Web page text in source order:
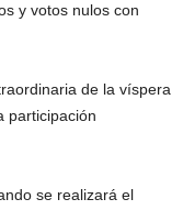
y votos nulos con
de la víspera
participación
se realizará el